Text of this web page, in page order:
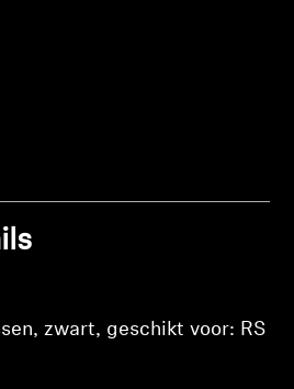
zwart, geschikt voor: RS